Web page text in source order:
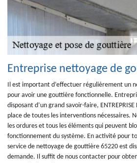
Entreprise nettoyage de
Il est important d’effectuer régulièrement un
pour avoir une gouttière fonctionnelle.
disposant d’un grand savoir-faire, ENTREPRISE
place de toutes les interventions nécessaires.
les ordures et tous les éléments qui peuvent
fonctionnement du système. En activité pour
service de nettoyage de gouttière 65220 est
demande. Il suffit de nous contacter pour